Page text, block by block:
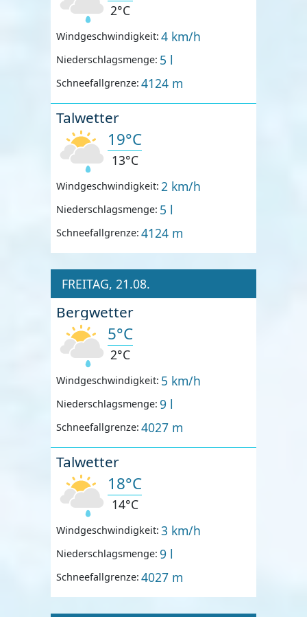
2°C
Windgeschwindigkeit: 4 km/h
Niederschlagsmenge: 5 l
Schneefallgrenze: 4124 m
Talwetter
19°C
13°C
Windgeschwindigkeit: 2 km/h
Niederschlagsmenge: 5 l
Schneefallgrenze: 4124 m
FREITAG, 21.08.
Bergwetter
5°C
2°C
Windgeschwindigkeit: 5 km/h
Niederschlagsmenge: 9 l
Schneefallgrenze: 4027 m
Talwetter
18°C
14°C
Windgeschwindigkeit: 3 km/h
Niederschlagsmenge: 9 l
Schneefallgrenze: 4027 m